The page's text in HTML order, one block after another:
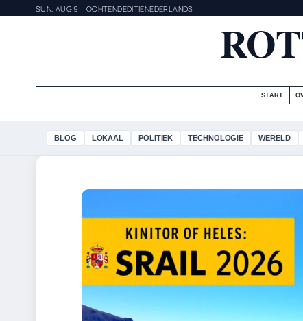
SUN, AUG 9 OCHTENDEDITIENEDERLANDS
START
BLOG LOKAAL POLITIEK TECHNOLOGIE WERELD